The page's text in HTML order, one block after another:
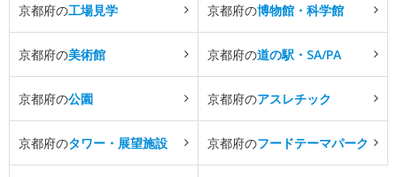
京都府の工場見学 京都府の博物館・科学館
京都府の美術館 京都府の道の駅・SA/PA
京都府の公園 京都府のアスレチック
京都府のタワー・展望施設 京都府のフードテーマパーク